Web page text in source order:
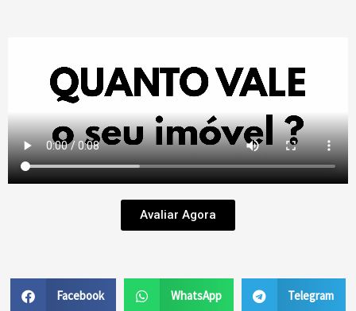
Avaliar Agora
Facebook WhatsApp Telegram